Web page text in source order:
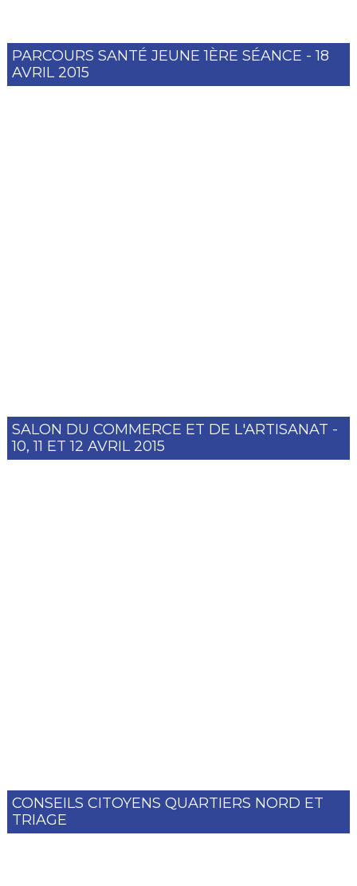
PARCOURS SANTÉ JEUNE 1ÈRE SÉANCE - 18
AVRIL 2015
SALON DU COMMERCE ET DE L'ARTISANAT -
10, 11 ET 12 AVRIL 2015
CONSEILS CITOYENS QUARTIERS NORD ET
TRIAGE